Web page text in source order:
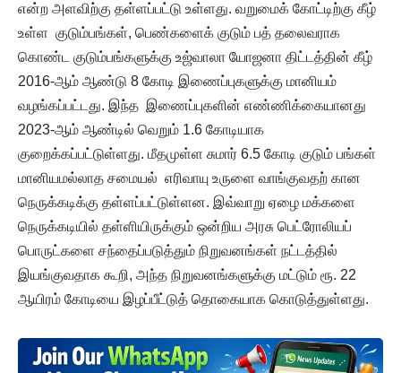
என்ற அளவிற்கு தள்ளப்பட்டு உள்ளது. வறுமைக் கோட்டிற்கு கீழ்
உள்ள குடும்பங்கள், பெண்களைக் குடும் பத் தலைவராக
கொண்ட குடும்பங்களுக்கு உஜ்வாலா யோஜனா திட்டத்தின் கீழ்
2016-ஆம் ஆண்டு 8 கோடி இணைப்புகளுக்கு மானியம்
வழங்கப்பட்டது. இந்த இணைப்புகளின் எண்ணிக்கையானது
2023-ஆம் ஆண்டில் வெறும் 1.6 கோடியாக
குறைக்கப்பட்டுள்ளது. மீதமுள்ள சுமார் 6.5 கோடி குடும் பங்கள்
மானியமல்லாத சமையல் எரிவாயு உருளை வாங்குவதற் கான
நெருக்கடிக்கு தள்ளப்பட்டுள்ளன. இவ்வாறு ஏழை மக்களை
நெருக்கடியில் தள்ளியிருக்கும் ஒன்றிய அரசு பெட்ரோலியப்
பொருட்களை சந்தைப்படுத்தும் நிறுவனங்கள் நட்டத்தில்
இயங்குவதாக கூறி, அந்த நிறுவனங்களுக்கு மட்டும் ரூ. 22
ஆயிரம் கோடியை இழப்பீட்டுத் தொகையாக கொடுத்துள்ளது.